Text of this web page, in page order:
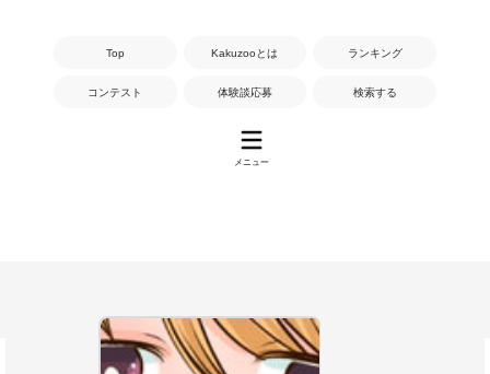
Top Kakuzooとは ランキング
コンテスト 体験談応募 検索する
メニュー